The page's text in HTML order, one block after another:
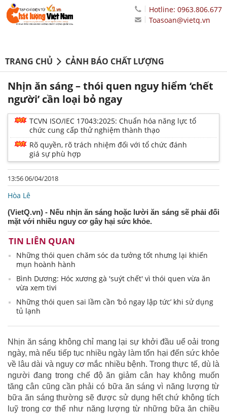
Hotline: 0963.806.677
Toasoan@vietq.vn
TRANG CHỦ CẢNH BÁO CHẤT LƯỢNG
Nhịn ăn sáng – thói quen nguy hiểm ‘chết
người’ cần loại bỏ ngay
TCVN ISO/IEC 17043:2025: Chuẩn hóa năng lực tổ
chức cung cấp thử nghiệm thành thạo
Rõ quyền, rõ trách nhiệm đối với tổ chức đánh
giá sự phù hợp
13:56 06/04/2018
Hòa Lê
(VietQ.vn) - Nếu nhịn ăn sáng hoặc lười ăn sáng sẽ phải đối
mặt với nhiều nguy cơ gây hại sức khỏe.
TIN LIÊN QUAN
Những thói quen chăm sóc da tưởng tốt nhưng lại khiến
mụn hoành hành
Bình Dương: Hóc xương gà 'suýt chết' vì thói quen vừa ăn
vừa xem tivi
Những thói quen sai lầm cần ‘bỏ ngay lập tức’ khi sử dụng
tủ lạnh
Nhịn ăn sáng không chỉ mang lại sự khởi đầu uể oải trong
ngày, mà nếu tiếp tục nhiều ngày làm tổn hại đến sức khỏe
về lâu dài và nguy cơ mắc nhiều bệnh. Trong thực tế, dù là
người đang trong chế độ ăn giảm cân hay không muốn
tăng cân cũng cần phải có bữa ăn sáng vì năng lượng từ
bữa ăn sáng thường sẽ được sử dụng hết chứ không tích
luỹ trong cơ thể như năng lượng từ những bữa ăn chiều